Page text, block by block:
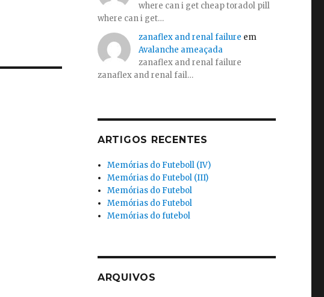
where can i get cheap toradol pill
where can i get…
zanaflex and renal failure em
Avalanche ameaçada
zanaflex and renal failure
zanaflex and renal fail…
ARTIGOS RECENTES
Memórias do Futeboll (IV)
Memórias do Futebol (III)
Memórias do Futebol
Memórias do Futebol
Memórias do futebol
ARQUIVOS